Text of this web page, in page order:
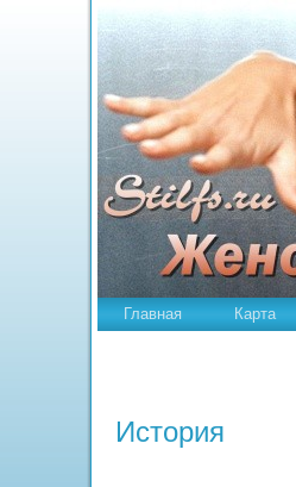
Главная Карта
Истоpия